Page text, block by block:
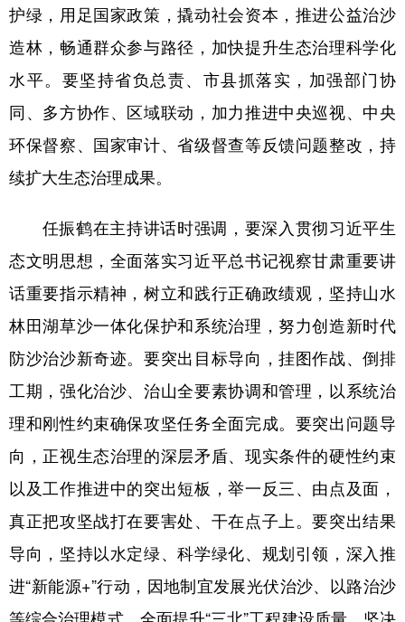
护绿，用足国家政策，撬动社会资本，推进公益治沙
造林，畅通群众参与路径，加快提升生态治理科学化
水平。要坚持省负总责、市县抓落实，加强部门协
同、多方协作、区域联动，加力推进中央巡视、中央
环保督察、国家审计、省级督查等反馈问题整改，持
续扩大生态治理成果。
任振鹤在主持讲话时强调，要深入贯彻习近平生
态文明思想，全面落实习近平总书记视察甘肃重要讲
话重要指示精神，树立和践行正确政绩观，坚持山水
林田湖草沙一体化保护和系统治理，努力创造新时代
防沙治沙新奇迹。要突出目标导向，挂图作战、倒排
工期，强化治沙、治山全要素协调和管理，以系统治
理和刚性约束确保攻坚任务全面完成。要突出问题导
向，正视生态治理的深层矛盾、现实条件的硬性约束
以及工作推进中的突出短板，举一反三、由点及面，
真正把攻坚战打在要害处、干在点子上。要突出结果
导向，坚持以水定绿、科学绿化、规划引领，深入推
进“新能源+”行动，因地制宜发展光伏治沙、以路治沙
等综合治理模式，全面提升“三北”工程建设质量，坚决